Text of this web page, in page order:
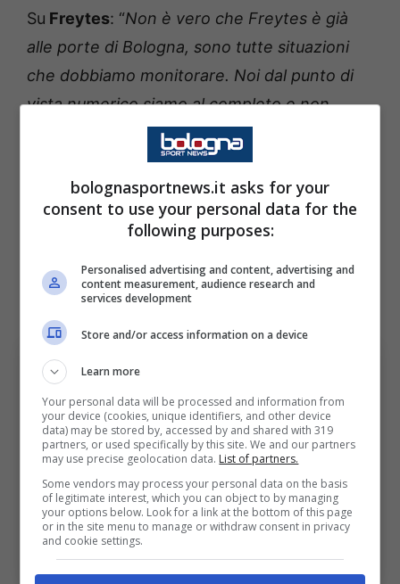
Su Freytes: “Non è vero che Freytes è già
alle porte di Bologna, sono tutte situazioni
che dobbiamo monitorare. Noi dal punto di
vista numerico siamo al completo e non
abbiamo necessità di intervenire, dovremo
farci trovare pronti e, se ci saranno delle
occasioni, le valuteremo. Non abbiamo il fiato
sul collo, la squadra è completa e l’ha
dimostrato in questa prima parte di stagione.
Se ci sarà la possibilità di migliorarla, lo
valuteremo”.
Bologna-Sassuolo: le parole Di Vaio sul mercato.
Bologna Sport News (Photo by Wagner Meier/Getty
bolognasportnews.it asks for your
consent to use your personal data for the
following purposes:
Personalised advertising and content, advertising and
content measurement, audience research and
services development
Store and/or access information on a device
Learn more
Your personal data will be processed and information from
your device (cookies, unique identifiers, and other device
data) may be stored by, accessed by and shared with 319
partners, or used specifically by this site. We and our partners
may use precise geolocation data. List of partners.
Some vendors may process your personal data on the basis
of legitimate interest, which you can object to by managing
your options below. Look for a link at the bottom of this page
or in the site menu to manage or withdraw consent in privacy
and cookie settings.